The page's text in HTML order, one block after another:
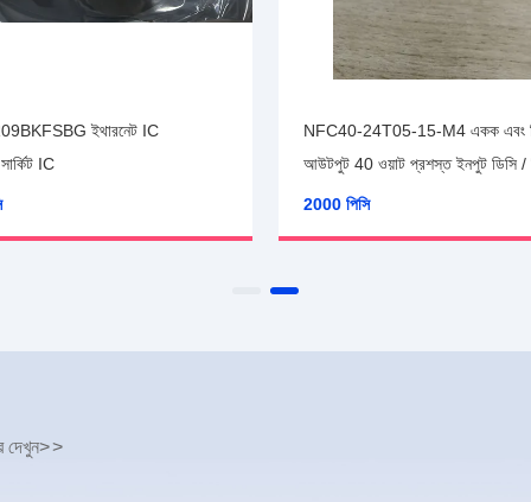
প্রসেস সিএসসিও
সার্কিট আইসি
BCM82209BKFSBG ইথারনেট IC
ইন্টিগ্রেটেড সার্কিট IC
2000 পিসি
দেখুন>>